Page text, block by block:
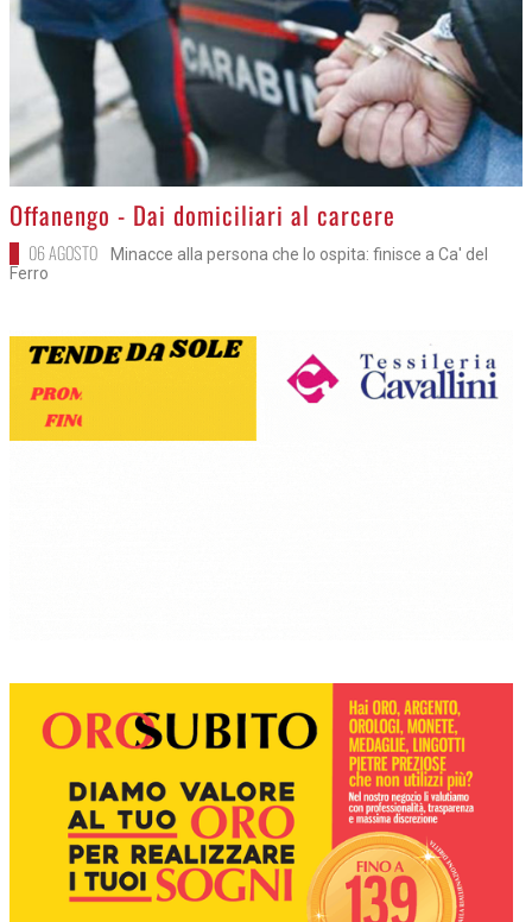
>
Offanengo - Dai domiciliari al carcere
06 AGOSTO
Minacce alla persona che lo ospita: finisce a Ca' del
Ferro